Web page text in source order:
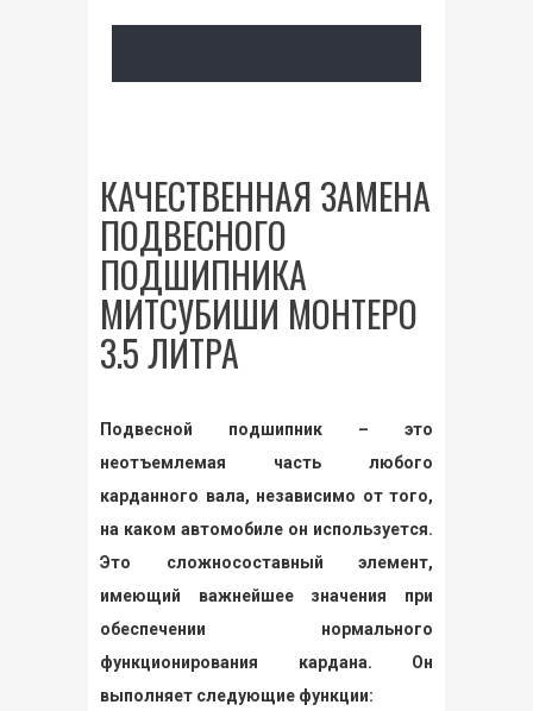
КАЧЕСТВЕННАЯ ЗАМЕНА
ПОДВЕСНОГО
ПОДШИПНИКА
МИТСУБИШИ МОНТЕРО
3.5 ЛИТРА
Подвесной подшипник – это
неотъемлемая часть любого
карданного вала, независимо от того,
на каком автомобиле он используется.
Это сложносоставный элемент,
имеющий важнейшее значения при
обеспечении нормального
функционирования кардана. Он
выполняет следующие функции: